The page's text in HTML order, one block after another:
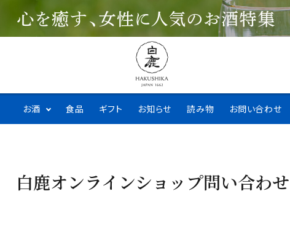
お酒 食品 ギフト お知らせ 読み物 お問い合わせ
白鹿オンラインショップ問い合わせ